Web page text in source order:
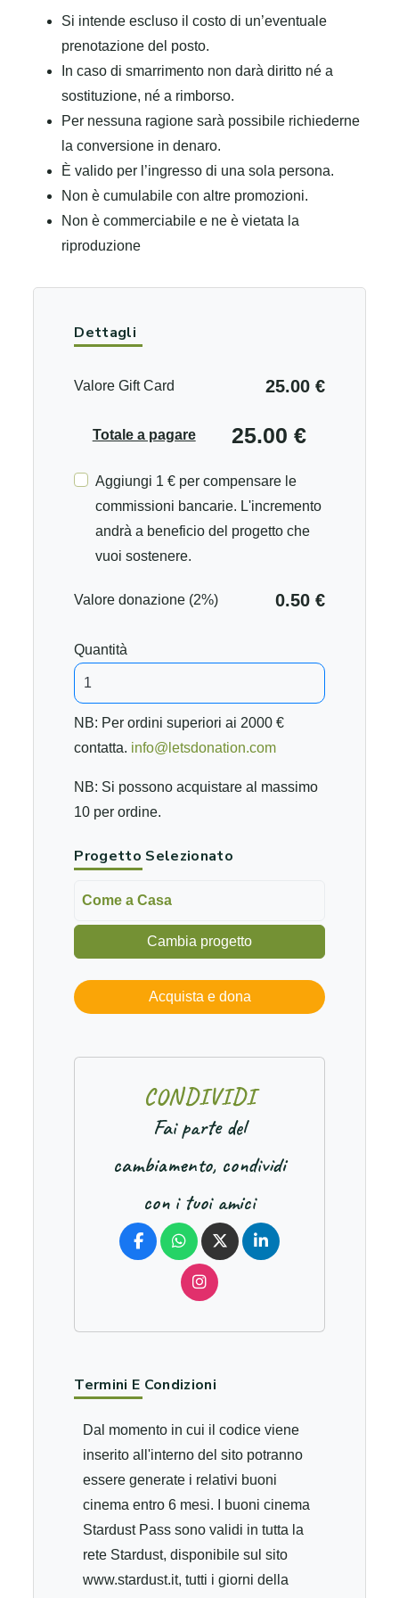
Si intende escluso il costo di un’eventuale
prenotazione del posto.
In caso di smarrimento non darà diritto né a
sostituzione, né a rimborso.
Per nessuna ragione sarà possibile richiederne
la conversione in denaro.
È valido per l’ingresso di una sola persona.
Non è cumulabile con altre promozioni.
Non è commerciabile e ne è vietata la
riproduzione
Dettagli
Valore Gift Card 25.00 €
Totale a pagare 25.00 €
Aggiungi 1 € per compensare le
commissioni bancarie. L'incremento
andrà a beneficio del progetto che
vuoi sostenere.
Valore donazione (2%) 0.50 €
Quantità
NB: Per ordini superiori ai 2000 €
contatta. info@letsdonation.com
NB: Si possono acquistare al massimo
10 per ordine.
Progetto Selezionato
Come a Casa
Cambia progetto
Acquista e dona
CONDIVIDI
Fai parte del
cambiamento, condividi
con i tuoi amici
Termini E Condizioni
Dal momento in cui il codice viene
inserito all'interno del sito potranno
essere generate i relativi buoni
cinema entro 6 mesi. I buoni cinema
Stardust Pass sono validi in tutta la
rete Stardust, disponibile sul sito
www.stardust.it, tutti i giorni della